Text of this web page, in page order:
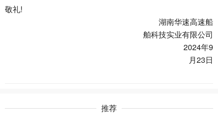
敬礼!
湖南华速高速船
舶科技实业有限公司
2024年9
月 23 日
推荐